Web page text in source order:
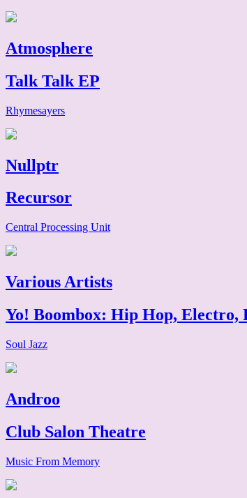
Atmosphere
Talk Talk EP
Rhymesayers
Nullptr
Recursor
Central Processing Unit
Various Artists
Yo! Boombox: Hip Hop, Electro,
Soul Jazz
Androo
Club Salon Theatre
Music From Memory